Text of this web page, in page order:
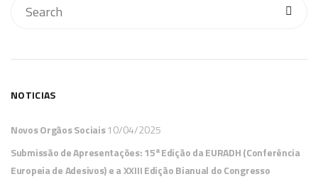
NOTICIAS
Novos Orgãos Sociais10/04/2025
Submissão de Apresentações: 15ª Edição da EURADH (Conferência
Europeia de Adesivos) e a XXIII Edição Bianual do Congresso